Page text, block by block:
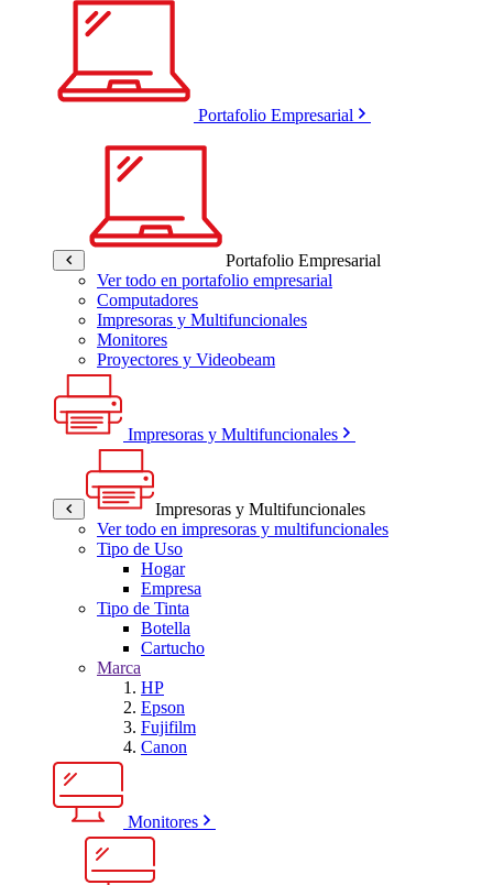
Portafolio Empresarial
Portafolio Empresarial
Ver todo en portafolio empresarial
Computadores
Impresoras y Multifuncionales
Monitores
Proyectores y Videobeam
Impresoras y Multifuncionales
Impresoras y Multifuncionales
Ver todo en impresoras y multifuncionales
Tipo de Uso
Hogar
Empresa
Tipo de Tinta
Botella
Cartucho
Marca
HP
Epson
Fujifilm
Canon
Monitores